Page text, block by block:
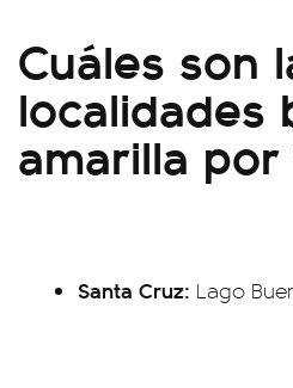
Cuáles son
localidades
amarilla
Santa Cruz: Lago